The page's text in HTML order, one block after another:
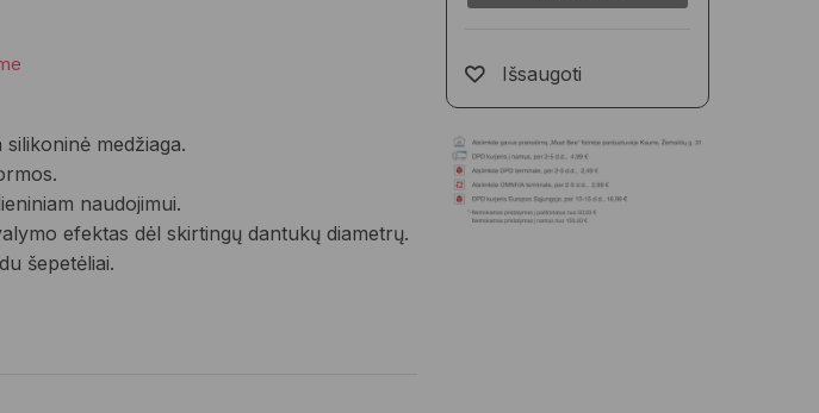
silikoninė medžiaga.
naudojimui.
efektas dėl skirtingų dantukų diametrų.
šepetėliai.
Išsaugoti